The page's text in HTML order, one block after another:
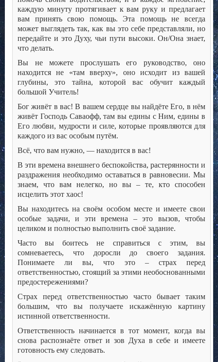
каждую минуту протягивает к вам руку и предлагает
вам принять свою помощь. Эта помощь не всегда
может выглядеть так, как вы это себе представляли, но
передайте и это Духу, чьи пути высоки. Он/Она знает,
что делать.
Вы не можете прослушать его руководство, оно
находится не «там вверху», оно исходит из вашей
глубины, это тайна, которой вас обучит каждый
большой Учитель!
Бог живёт в вас! В вашем сердце вы найдёте Его, в нём
живёт Господь Саваофф, там вы едины с Ним, едины в
Его любви, мудрости и силе, которые проявляются для
каждого из вас особым путём.
Всё, что вам нужно, — находится в вас!
В эти времена внешнего беспокойства, растерянности и
раздражения необходимо оставаться в равновесии. Мы
знаем, что вам нелегко, но вы – те, кто способен
исцелить этот хаос!
Вы находитесь на своём особом месте и имеете свои
особые задачи, и эти времена – это вызов, чтобы
целиком и полностью выполнить своё задание.
Часто вы боитесь не справиться с этим, вы
сомневаетесь, что доросли до своего задания.
Понимаете ли вы, что это – страх перед
ответственностью, стоящий за этими необоснованными
предостережениями?
Страх перед ответственностью часто бывает таким
большим, что вы получаете искажённую картину
истинной ответственности.
Ответственность начинается в тот момент, когда вы
снова распознаёте ответ и зов Духа в себе и имеете
готовность ему следовать.